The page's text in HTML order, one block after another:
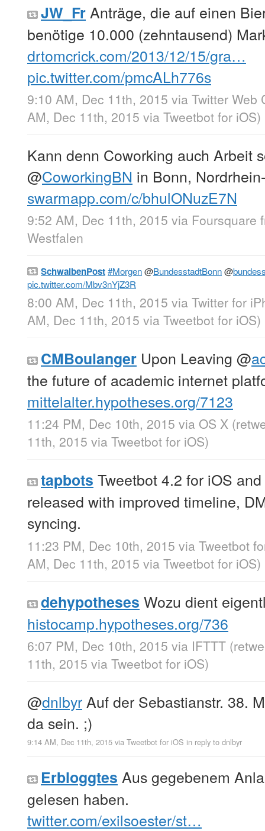
JW_Fr Anträge, die auf einen
benötige 10.000 (zehntausend)
drtomcrick.com/2013/12/15/gra…
pic.twitter.com/pmcALh776s
9:10 AM, Dec 11th, 2015 via Twitter Web
AM, Dec 11th, 2015 via Tweetbot for iΟS)
Kann denn Coworking auch Arbeit
@CoworkingBN in Bonn,
swarmapp.com/c/bhulONuzE7N
9:52 AM, Dec 11th, 2015 via Foursquare
Westfalen
SchwalbenPost#Morgen@BundesstadtBonn@
pic.twitter.com/Mbv3nYjZ3R
8:00 AM, Dec 11th, 2015 via Twitter for
AM, Dec 11th, 2015 via Tweetbot for iΟS)
CMBoulanger Upon Leaving @
the future of academic internet
mittelalter.hypotheses.org/7123
11:24 PM, Dec 10th, 2015 via OS X
11th, 2015 via Tweetbot for iΟS)
tapbots Tweetbot 4.2 for iOS
released with improved timeline,
syncing.
11:23 PM, Dec 10th, 2015 via Tweetbot
AM, Dec 11th, 2015 via Tweetbot for iΟS)
dehypotheses Wozu dient
histocamp.hypotheses.org/736
6:07 PM, Dec 10th, 2015 via IFTTT
11th, 2015 via Tweetbot for iΟS)
@dnlbyr Auf der Sebastianstr. 38.
da sein. ;)
9:14 AM, Dec 11th, 2015 via Tweetbot for iΟS in reply to dnlbyr
Erbloggtes Aus gegebenem
gelesen haben.
twitter.com/exilsoester/st…